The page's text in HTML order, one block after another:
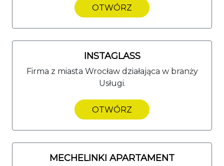
OTWÓRZ
INSTAGLASS
Firma z miasta Wrocław działająca w branży
Usługi.
OTWÓRZ
MECHELINKI APARTAMENT